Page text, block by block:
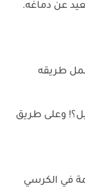
عن دماغه.
طريقه
وعلى طريق
في الكرسي